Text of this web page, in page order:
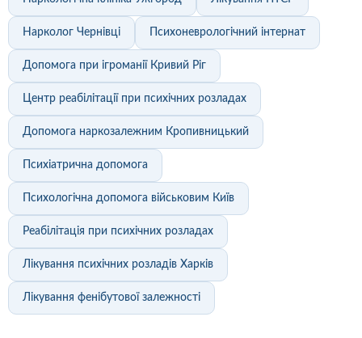
Нарколог Чернівці Психоневрологічний інтернат
Допомога при ігроманії Кривий Ріг
Центр реабілітації при психічних розладах
Допомога наркозалежним Кропивницький
Психіатрична допомога
Психологічна допомога військовим Київ
Реабілітація при психічних розладах
Лікування психічних розладів Харків
Лікування фенібутової залежності